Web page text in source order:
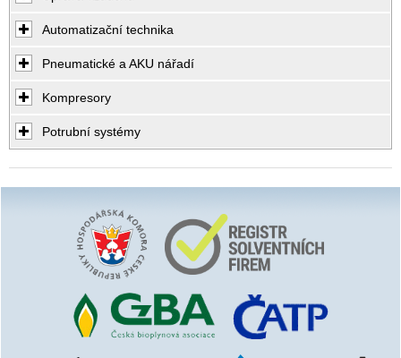
Automatizační technika
Pneumatické a AKU nářadí
Kompresory
Potrubní systémy